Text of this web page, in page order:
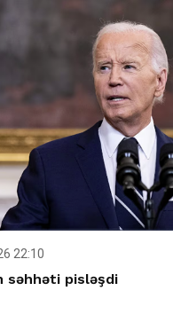
22:10
səhhəti pisləşdi